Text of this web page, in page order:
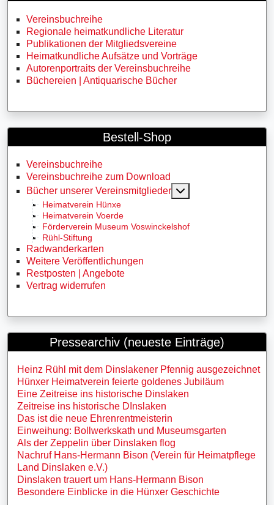
Vereinsbuchreihe
Regionale heimatkundliche Literatur
Publikationen der Mitgliedsvereine
Heimatkundliche Aufsätze und Vorträge
Autorenportraits der Vereinsbuchreihe
Büchereien | Antiquarische Bücher
Bestell-Shop
Vereinsbuchreihe
Vereinsbuchreihe zum Download
Bücher unserer Vereinsmitglieder
Heimatverein Hünxe
Heimatverein Voerde
Förderverein Museum Voswinckelshof
Rühl-Stiftung
Radwanderkarten
Weitere Veröffentlichungen
Restposten | Angebote
Vertrag widerrufen
Pressearchiv (neueste Einträge)
Heinz Rühl mit dem Dinslakener Pfennig ausgezeichnet
Hünxer Heimatverein feierte goldenes Jubiläum
Eine Zeitreise ins historische Dinslaken
Zeitreise ins historische DInslaken
Das ist die neue Ehrenrentmeisterin
Einweihung: Bollwerkskath und Museumsgarten
Als der Zeppelin über Dinslaken flog
Nachruf Hans-Hermann Bison (Verein für Heimatpflege
Land Dinslaken e.V.)
Dinslaken trauert um Hans-Hermann Bison
Besondere Einblicke in die Hünxer Geschichte